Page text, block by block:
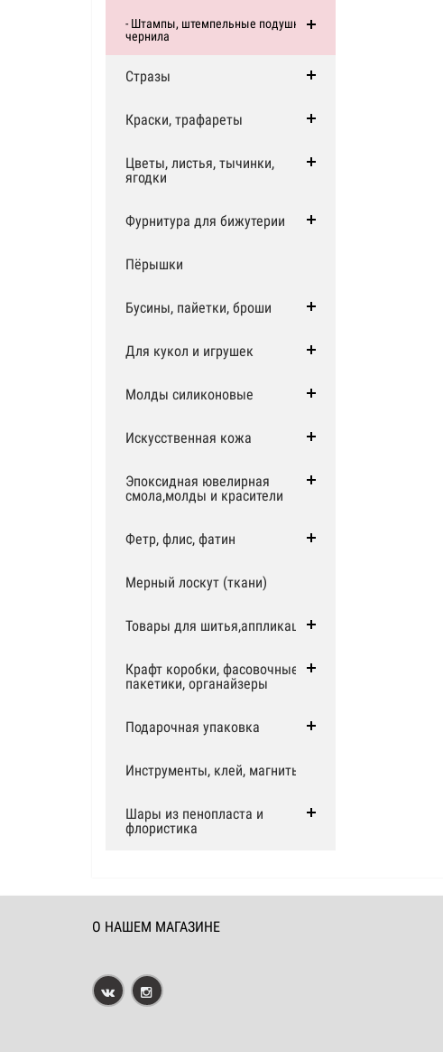
- Штампы, штемпельные подушки,
чернила
Стразы
Краски, трафареты
Цветы, листья, тычинки,
ягодки
Фурнитура для бижутерии
Пёрышки
Бусины, пайетки, броши
Для кукол и игрушек
Молды силиконовые
Искусственная кожа
Эпоксидная ювелирная
смола,молды и красители
Фетр, флис, фатин
Мерный лоскут (ткани)
Товары для шитья,аппликации
Крафт коробки, фасовочные
пакетики, органайзеры
Подарочная упаковка
Инструменты, клей, магниты
Шары из пенопласта и
флористика
О НАШЕМ МАГАЗИНЕ